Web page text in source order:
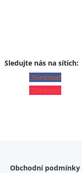
Sledujte nás na sítích:
Sledovat
Sledovat
Obchodní podmínky